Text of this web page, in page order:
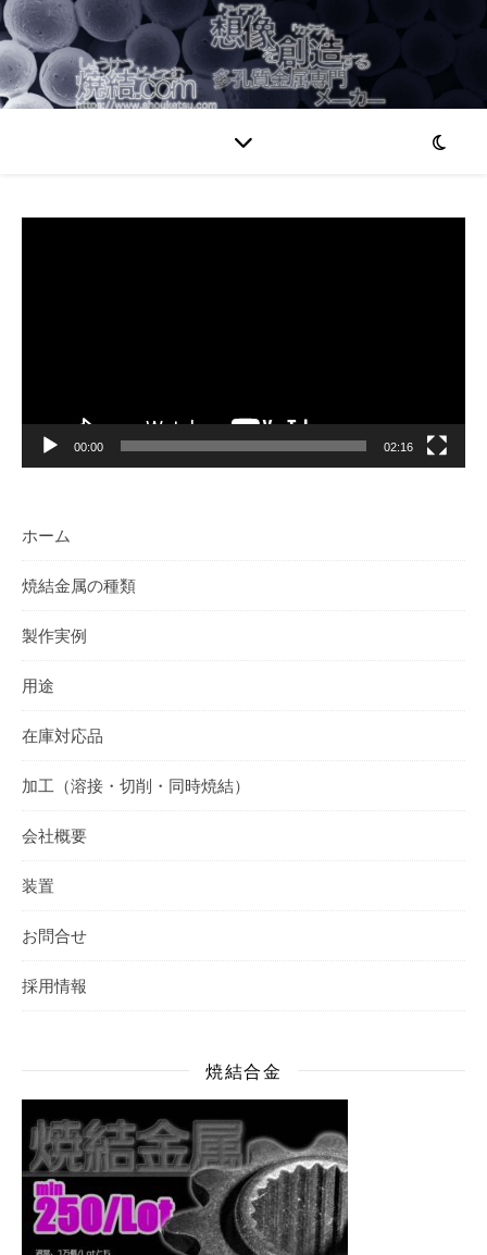
00:00 02:16
ホーム
焼結金属の種類
製作実例
用途
在庫対応品
加工（溶接・切削・同時焼結）
会社概要
装置
お問合せ
採用情報
焼結合金